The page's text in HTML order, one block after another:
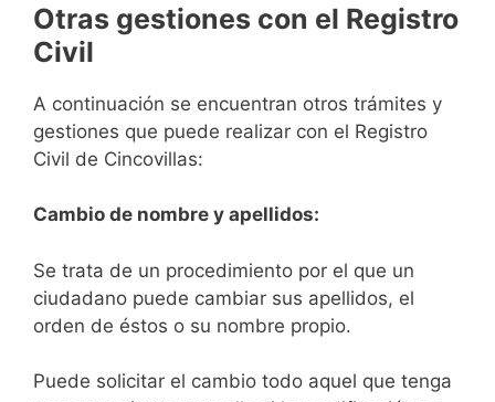
Otras gestiones con el Registro
Civil
A continuación se encuentran otros trámites y
gestiones que puede realizar con el Registro
Civil de Cincovillas:
Cambio de nombre y apellidos:
Se trata de un procedimiento por el que un
ciudadano puede cambiar sus apellidos, el
orden de éstos o su nombre propio.
Puede solicitar el cambio todo aquel que tenga